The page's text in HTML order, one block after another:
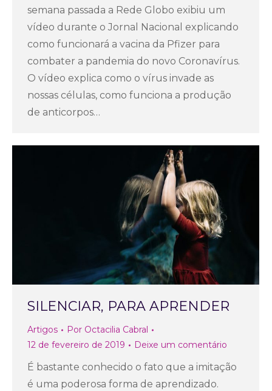
semana passada a Rede Globo exibiu um
vídeo durante o Jornal Nacional explicando
como funcionará a vacina da Pfizer para
combater a pandemia do novo Coronavírus.
O vídeo explica como o vírus invade as
nossas células, como funciona a produção
de anticorpos…
SILENCIAR, PARA APRENDER
Artigos Por Octacilia Cabral
12 de fevereiro de 2019
Deixe um comentário
É bastante conhecido o fato que a imitação
é uma poderosa forma de aprendizado.